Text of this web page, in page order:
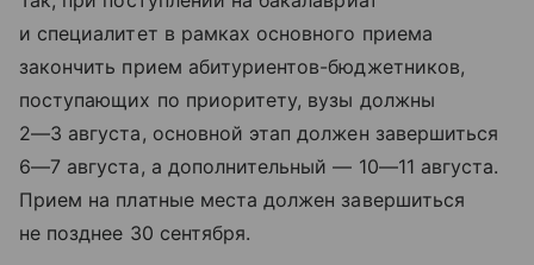
и специалитет в рамках основного приема
закончить прием абитуриентов-бюджетников,
поступающих по приоритету, вузы должны
2—3 августа , основной этап должен завершиться
6—7 августа , а дополнительный — 10—11 августа.
Прием на платные места должен завершиться
не позднее 30 сентября.